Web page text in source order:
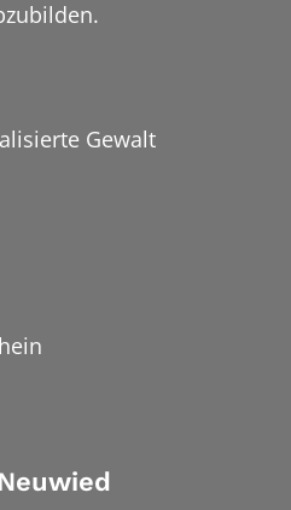
Gewalt